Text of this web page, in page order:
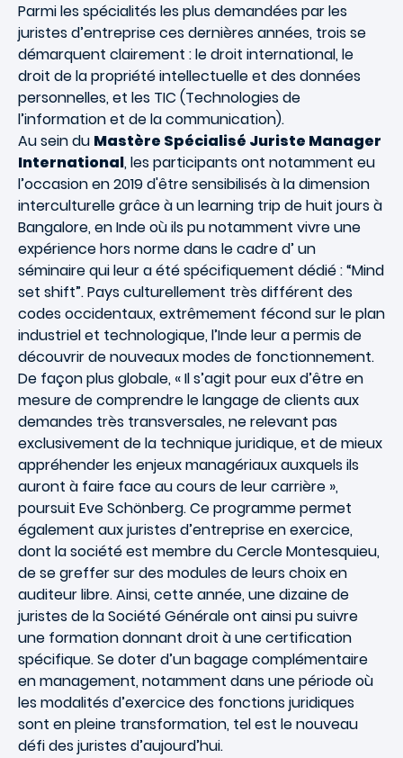
Parmi les spécialités les plus demandées par les
juristes d’entreprise ces dernières années, trois se
démarquent clairement : le droit international, le
droit de la propriété intellectuelle et des données
personnelles, et les TIC (Technologies de
l’information et de la communication).
Au sein du Mastère Spécialisé Juriste Manager
International, les participants ont notamment eu
l’occasion en 2019 d'être sensibilisés à la dimension
interculturelle grâce à un learning trip de huit jours à
Bangalore, en Inde où ils pu notamment vivre une
expérience hors norme dans le cadre d’ un
séminaire qui leur a été spécifiquement dédié : “Mind
set shift”. Pays culturellement très différent des
codes occidentaux, extrêmement fécond sur le plan
industriel et technologique, l’Inde leur a permis de
découvrir de nouveaux modes de fonctionnement.
De façon plus globale, « Il s’agit pour eux d’être en
mesure de comprendre le langage de clients aux
demandes très transversales, ne relevant pas
exclusivement de la technique juridique, et de mieux
appréhender les enjeux managériaux auxquels ils
auront à faire face au cours de leur carrière »,
poursuit Eve Schönberg. Ce programme permet
également aux juristes d’entreprise en exercice,
dont la société est membre du Cercle Montesquieu,
de se greffer sur des modules de leurs choix en
auditeur libre. Ainsi, cette année, une dizaine de
juristes de la Société Générale ont ainsi pu suivre
une formation donnant droit à une certification
spécifique. Se doter d’un bagage complémentaire
en management, notamment dans une période où
les modalités d’exercice des fonctions juridiques
sont en pleine transformation, tel est le nouveau
défi des juristes d’aujourd’hui.